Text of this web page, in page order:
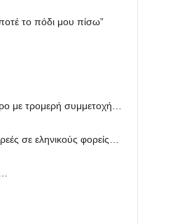
το πόδι μου πίσω”
με τρομερή συμμετοχή…
σε εληνικούς φορείς…